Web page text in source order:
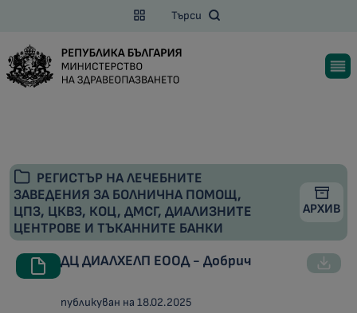
Търси
РЕГИСТЪР НА ЛЕЧЕБНИТЕ
ЗАВЕДЕНИЯ ЗА БОЛНИЧНА ПОМОЩ,
ЦПЗ, ЦКВЗ, КОЦ, ДМСГ, ДИАЛИЗНИТЕ
ЦЕНТРОВЕ И ТЪКАННИТЕ БАНКИ
АРХИВ
ДЦ ДИАЛХЕЛП ЕООД - Добрич
публикуван на 18.02.2025